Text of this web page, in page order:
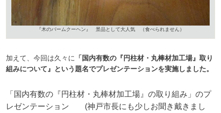
『木のバームクーヘン』 景品として大人気 （食べられません）
加えて、今回は久々に
「国内有数の『円柱材・丸棒材加工場』取り
組みについて』という題名でプレゼンテーションを実施しました。
「国内有数の『円柱材・丸棒材加工場』の取り組み」のプ
レゼンテーション (神戸市長にも少しお聞き戴きまし